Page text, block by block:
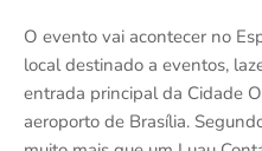
O evento vai acontecer no
local destinado a eventos,
entrada principal da Cidade
aeroporto de Brasília.